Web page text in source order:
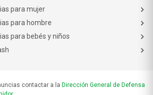
para mujer
para hombre
para bebés y niños
contactar a la Dirección General de Defensa